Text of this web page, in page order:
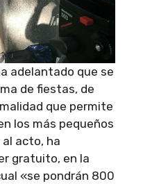
adelantado que se
de fiestas, de
que permite
los más pequeños
acto, ha
gratuito, en la
«se pondrán 800